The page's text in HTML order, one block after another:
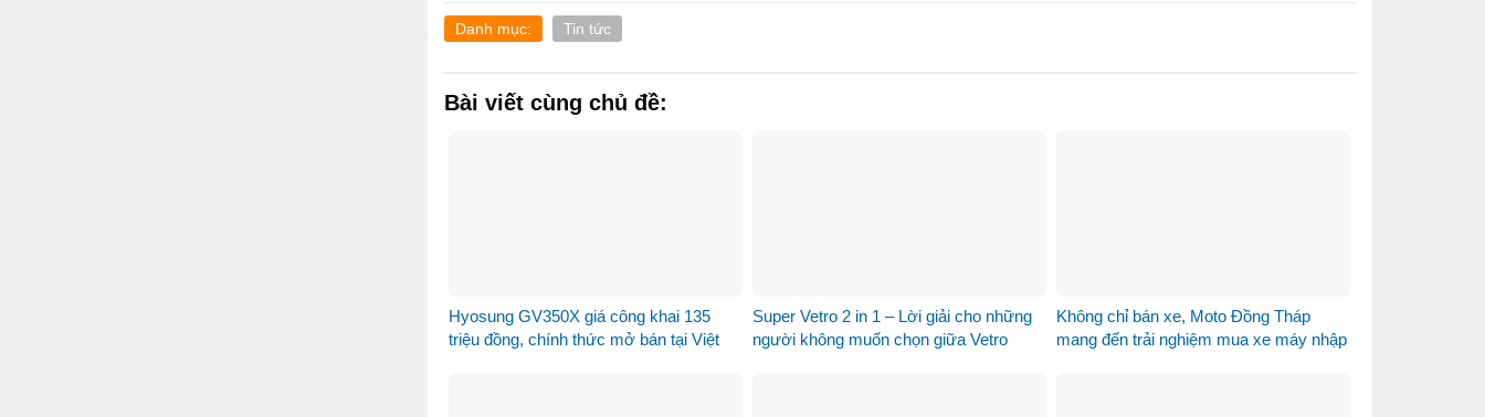
Danh mục: Tin tức
Bài viết cùng chủ đề:
Hyosung GV350X giá công khai 135
triệu đồng, chính thức mở bán tại Việt
Super Vetro 2 in 1 – Lời giải cho những
người không muốn chọn giữa Vetro
Không chỉ bán xe, Moto Đồng Tháp
mang đến trải nghiệm mua xe máy nhập